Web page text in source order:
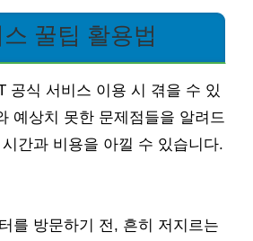
꿀팁 활용법
공식 서비스 이용 시 겪을 수 있
예상치 못한 문제점들을 알려드
간과 비용을 아낄 수 있습니다.
를 방문하기 전, 흔히 저지르는